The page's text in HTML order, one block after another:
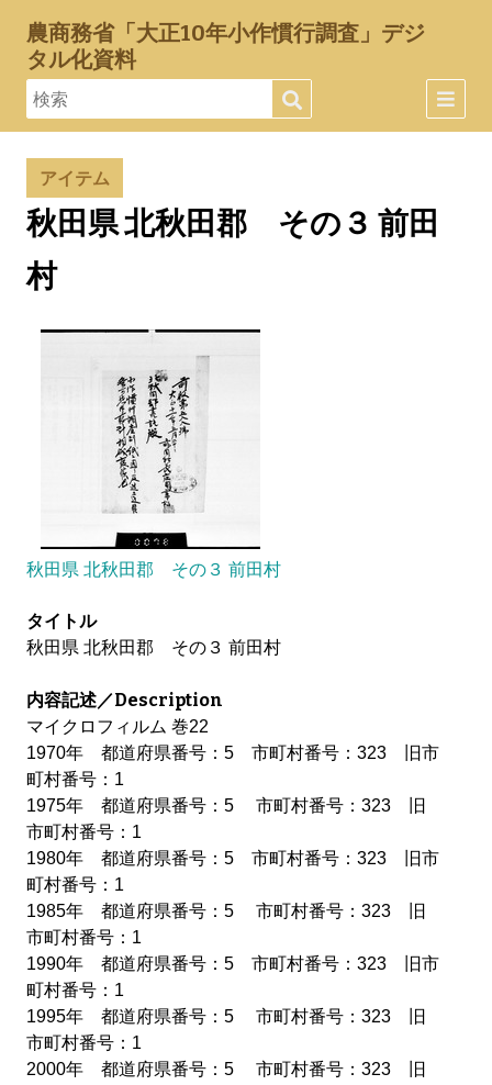
農商務省「大正10年小作慣行調査」デジ
タル化資料
秋田県 北秋田郡 その３ 前田
村
アイテム
タイトル
秋田県 北秋田郡 その３ 前田村
内容記述／Description
マイクロフィルム 巻22
1970年 都道府県番号：5 市町村番号：323 旧市
町村番号：1
1975年 都道府県番号：5 市町村番号：323 旧
市町村番号：1
1980年 都道府県番号：5 市町村番号：323 旧市
町村番号：1
1985年 都道府県番号：5 市町村番号：323 旧
市町村番号：1
1990年 都道府県番号：5 市町村番号：323 旧市
町村番号：1
1995年 都道府県番号：5 市町村番号：323 旧
市町村番号：1
2000年 都道府県番号：5 市町村番号：323 旧
秋田県 北秋田郡 その３ 前田村